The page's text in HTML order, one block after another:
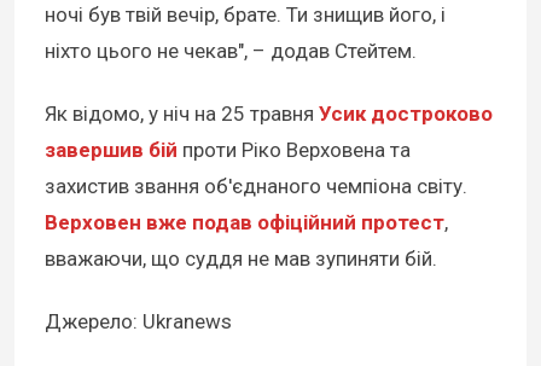
ночі був твій вечір, брате. Ти знищив його, і
ніхто цього не чекав", – додав Стейтем.
Як відомо, у ніч на 25 травня Усик достроково
завершив бій проти Ріко Верховена та
захистив звання об'єднаного чемпіона світу.
Верховен вже подав офіційний протест,
вважаючи, що суддя не мав зупиняти бій.
Джерело: Ukranews